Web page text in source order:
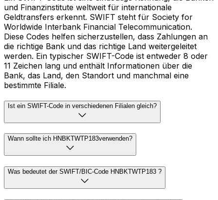
und Finanzinstitute weltweit für internationale
Geldtransfers erkennt. SWIFT steht für Society for
Worldwide Interbank Financial Telecommunication.
Diese Codes helfen sicherzustellen, dass Zahlungen an
die richtige Bank und das richtige Land weitergeleitet
werden. Ein typischer SWIFT-Code ist entweder 8 oder
11 Zeichen lang und enthält Informationen über die
Bank, das Land, den Standort und manchmal eine
bestimmte Filiale.
Ist ein SWIFT-Code in verschiedenen Filialen gleich?
Wann sollte ich HNBKTWTP183verwenden?
Was bedeutet der SWIFT/BIC-Code HNBKTWTP183 ?